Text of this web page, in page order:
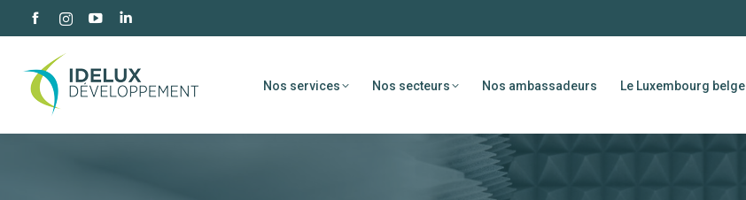
Facebook
page
opens
in
new
Instagram
page
opens
new
opens
new
opens
new
Nos services Nos secteurs Nos ambassadeurs Le Luxembourg belge